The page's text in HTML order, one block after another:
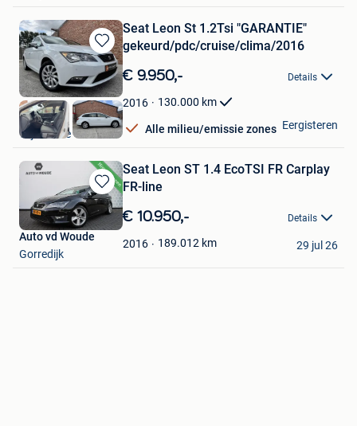
Bewaren
in
Mijn
Favorieten
Seat Leon St 1.2Tsi "GARANTIE"
gekeurd/pdc/cruise/clima/2016
€ 9.950,- Details
2016 130.000 km
Alle milieu/emissie zones
jordy
Wijtschate
Eergisteren
Bewaren
in
Mijn
Favorieten
Seat Leon ST 1.4 EcoTSI FR Carplay
FR-line
€ 10.950,- Details
2016 189.012 km
Auto vd Woude
Gorredijk
29 jul 26